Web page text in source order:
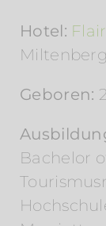
Hotel:
Geboren:
Bachelor